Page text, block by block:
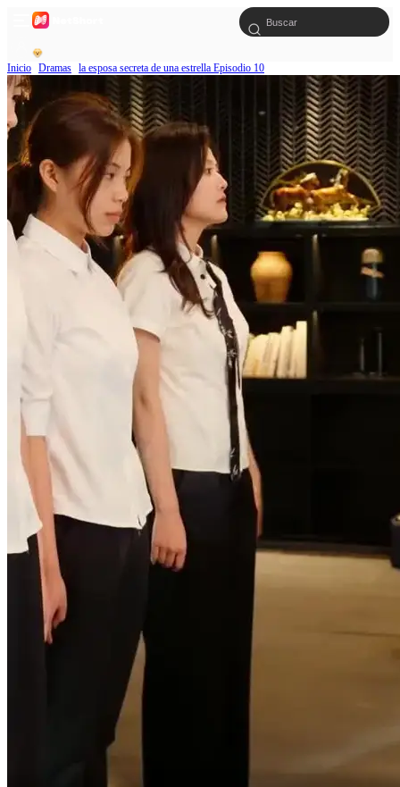
Inicio Dramas la esposa secreta de una estrella Episodio 10